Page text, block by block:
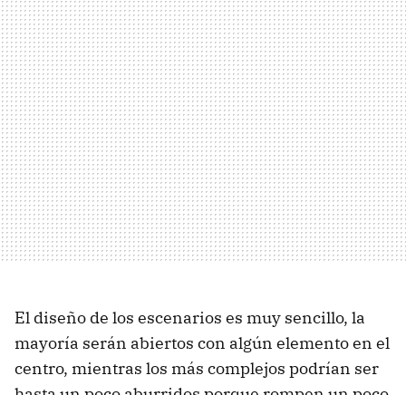
El diseño de los escenarios es muy sencillo, la
mayoría serán abiertos con algún elemento en el
centro, mientras los más complejos podrían ser